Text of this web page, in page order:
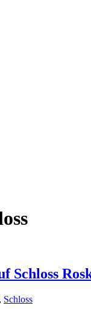
Schloss
, Schloss